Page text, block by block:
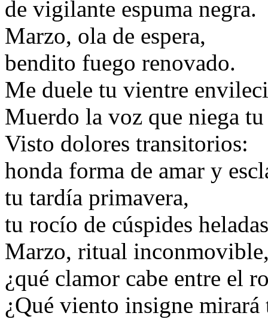
de vigilante espuma negra.
Marzo, ola de espera,
bendito fuego renovado.
Me duele tu vientre
Muerdo la voz que niega tu
Visto dolores transitorios:
honda forma de amar y
tu tardía primavera,
tu rocío de cúspides
Marzo, ritual
¿qué clamor cabe entre el
¿Qué viento insigne mirará